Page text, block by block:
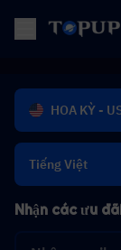
HOA KỲ -
Tiếng Việt
Nhận các ưu